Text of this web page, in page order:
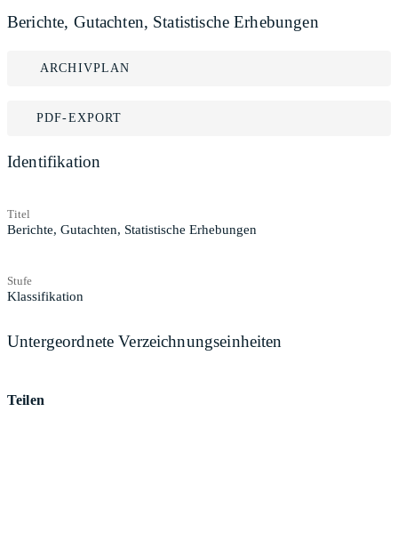
Berichte, Gutachten, Statistische Erhebungen
ARCHIVPLAN
PDF-EXPORT
Identifikation
Titel
Berichte, Gutachten, Statistische Erhebungen
Stufe
Klassifikation
Untergeordnete Verzeichnungseinheiten
Teilen